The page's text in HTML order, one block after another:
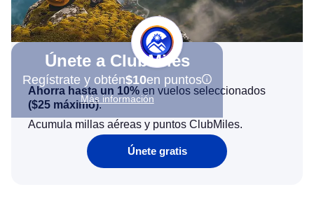
Únete a ClubMiles
Regístrate y obtén$10en puntos
Más información
Ahorra hasta un 10% en vuelos seleccionados
($25 máximo).
Acumula millas aéreas y puntos ClubMiles.
Únete gratis